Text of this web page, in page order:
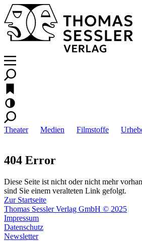
Theater Medien Filmstoffe
404 Error
Diese Seite ist nicht oder nicht mehr
sind Sie einem veralteten Link gefolgt.
Zur Startseite
Thomas Sessler Verlag GmbH © 2025
Impressum
Datenschutz
Newsletter